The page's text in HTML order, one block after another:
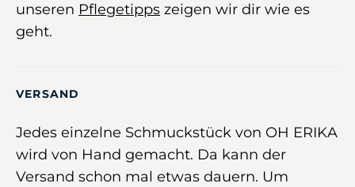
unseren Pflegetipps zeigen wir dir wie es
geht.
VERSAND
Jedes einzelne Schmuckstück von OH ERIKA
wird von Hand gemacht. Da kann der
Versand schon mal etwas dauern. Um